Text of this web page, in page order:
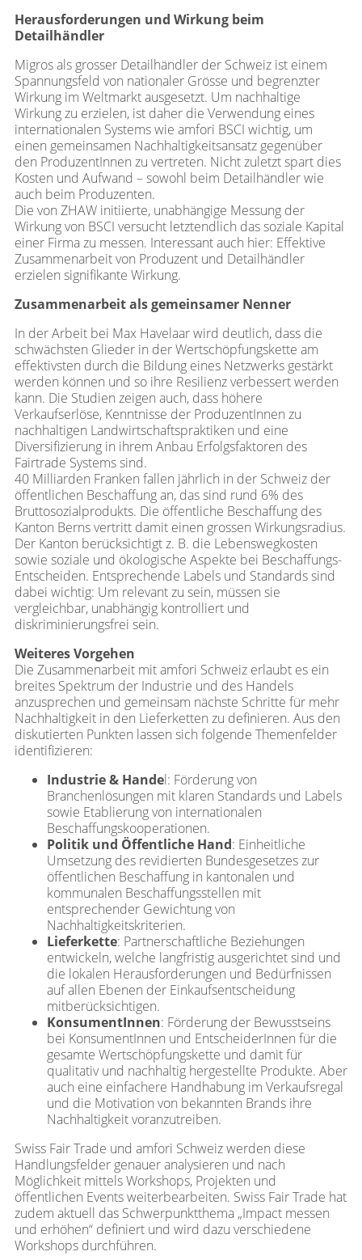
Herausforderungen und Wirkung beim
Detailhändler
Migros als grosser Detailhändler der Schweiz ist einem
Spannungsfeld von nationaler Grösse und begrenzter
Wirkung im Weltmarkt ausgesetzt. Um nachhaltige
Wirkung zu erzielen, ist daher die Verwendung eines
internationalen Systems wie amfori BSCI wichtig, um
einen gemeinsamen Nachhaltigkeitsansatz gegenüber
den ProduzentInnen zu vertreten. Nicht zuletzt spart dies
Kosten und Aufwand – sowohl beim Detailhändler wie
auch beim Produzenten.
Die von ZHAW initiierte, unabhängige Messung der
Wirkung von BSCI versucht letztendlich das soziale Kapital
einer Firma zu messen. Interessant auch hier: Effektive
Zusammenarbeit von Produzent und Detailhändler
erzielen signifikante Wirkung.
Zusammenarbeit als gemeinsamer Nenner
In der Arbeit bei Max Havelaar wird deutlich, dass die
schwächsten Glieder in der Wertschöpfungskette am
effektivsten durch die Bildung eines Netzwerks gestärkt
werden können und so ihre Resilienz verbessert werden
kann. Die Studien zeigen auch, dass höhere
Verkaufserlöse, Kenntnisse der ProduzentInnen zu
nachhaltigen Landwirtschaftspraktiken und eine
Diversifizierung in ihrem Anbau Erfolgsfaktoren des
Fairtrade Systems sind.
40 Milliarden Franken fallen jährlich in der Schweiz der
öffentlichen Beschaffung an, das sind rund 6% des
Bruttosozialprodukts. Die öffentliche Beschaffung des
Kanton Berns vertritt damit einen grossen Wirkungsradius.
Der Kanton berücksichtigt z. B. die Lebenswegkosten
sowie soziale und ökologische Aspekte bei Beschaffungs-
Entscheiden. Entsprechende Labels und Standards sind
dabei wichtig: Um relevant zu sein, müssen sie
vergleichbar, unabhängig kontrolliert und
diskriminierungsfrei sein.
Weiteres Vorgehen
Die Zusammenarbeit mit amfori Schweiz erlaubt es ein
breites Spektrum der Industrie und des Handels
anzusprechen und gemeinsam nächste Schritte für mehr
Nachhaltigkeit in den Lieferketten zu definieren. Aus den
diskutierten Punkten lassen sich folgende Themenfelder
identifizieren:
Industrie & Handel: Förderung von
Branchenlösungen mit klaren Standards und Labels
sowie Etablierung von internationalen
Beschaffungskooperationen.
Politik und Öffentliche Hand: Einheitliche
Umsetzung des revidierten Bundesgesetzes zur
öffentlichen Beschaffung in kantonalen und
kommunalen Beschaffungsstellen mit
entsprechender Gewichtung von
Nachhaltigkeitskriterien.
Lieferkette: Partnerschaftliche Beziehungen
entwickeln, welche langfristig ausgerichtet sind und
die lokalen Herausforderungen und Bedürfnissen
auf allen Ebenen der Einkaufsentscheidung
mitberücksichtigen.
KonsumentInnen: Förderung der Bewusstseins
bei KonsumentInnen und EntscheiderInnen für die
gesamte Wertschöpfungskette und damit für
qualitativ und nachhaltig hergestellte Produkte. Aber
auch eine einfachere Handhabung im Verkaufsregal
und die Motivation von bekannten Brands ihre
Nachhaltigkeit voranzutreiben.
Swiss Fair Trade und amfori Schweiz werden diese
Handlungsfelder genauer analysieren und nach
Möglichkeit mittels Workshops, Projekten und
öffentlichen Events weiterbearbeiten. Swiss Fair Trade hat
zudem aktuell das Schwerpunktthema „Impact messen
und erhöhen“ definiert und wird dazu verschiedene
Workshops durchführen.